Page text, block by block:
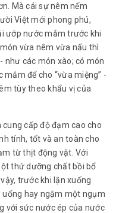
Mà cái sự nêm nếm
Việt mới phong phú,
ướp nước mắm trước khi
vừa nêm vừa nấu thì
các món xào; có món
để cho “vừa miệng” -
tùy theo khẩu vị của
cấp độ đạm cao cho
tính, tốt và an toàn cho
từ thịt động vật. Với
thứ dưỡng chất bồi bổ
trước khi lặn xuống
uống hay ngậm một ngụm
với sức nước ép của nước